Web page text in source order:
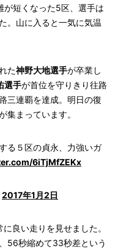
が短くなった5区、選手は
。山に入ると一気に気温
た神野大地選手が卒業し
選手が首位を守りきり往路
三連覇を達成。明日の復
集まっています。
る５区の貞永、力強いガ
6iTjMfZEKx
2017年1月2日
に良い走りを見せました。
56秒縮めて33秒差という